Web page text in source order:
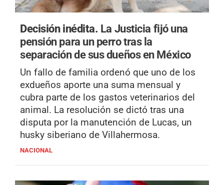
Decisión inédita. La Justicia fijó una
pensión para un perro tras la
separación de sus dueños en México
Un fallo de familia ordenó que uno de los
exdueños aporte una suma mensual y
cubra parte de los gastos veterinarios del
animal. La resolución se dictó tras una
disputa por la manutención de Lucas, un
husky siberiano de Villahermosa.
NACIONAL